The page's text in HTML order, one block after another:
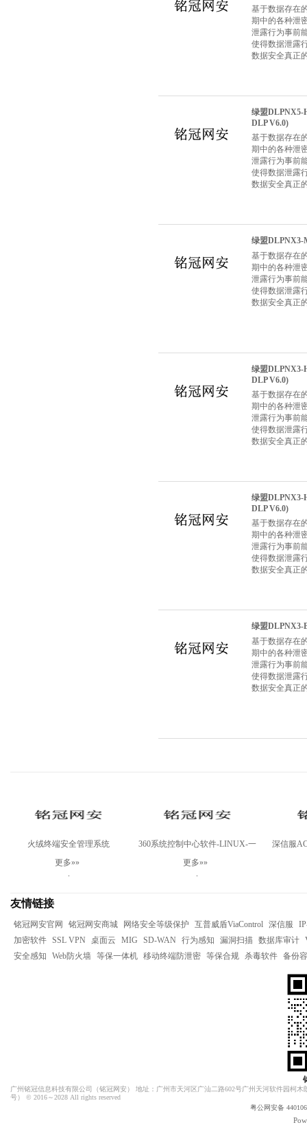
基于数据存在
期中的各种泄
泄露行为事前
使得数据泄露
数据安全真正
绿盟DLPNX5-
DLP V6.0)
基于数据存在
期中的各种泄
泄露行为事前
使得数据泄露
数据安全真正
绿盟DLPNX3-
基于数据存在
期中的各种泄
泄露行为事前
使得数据泄露
数据安全真正
绿盟DLPNX3-
DLP V6.0)
基于数据存在
期中的各种泄
泄露行为事前
使得数据泄露
数据安全真正
绿盟DLPNX3-
DLP V6.0)
基于数据存在
期中的各种泄
泄露行为事前
使得数据泄露
数据安全真正
绿盟DLPNX3-
基于数据存在
期中的各种泄
泄露行为事前
使得数据泄露
数据安全真正
火绒终端安全管理系统
V2.0Linux服务器版
更多»»
.
360系统控制中心软件-LINUX-一
年
更多»»
.
深信服
友情链接
铭冠网安官网 铭冠网安商城 网络安全等级保护 互普威盾ViaControl 深信服
加密软件 SSL VPN 桌面云 MIG SD-WAN 行为感知 漏洞扫描 数据库审计
安全感知
Web防火墙 等保一体机 移动终端防泄密 等保合规 杀毒软件 备份
广州铭冠信息科技有限公司（铭冠网安 ） 地址：广州市天河区广汕二路602号广州天河软件园柯
号） © 2016～2028 All rights reserved
粤公网安备